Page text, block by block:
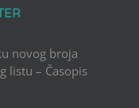
novog broja
listu – Časopis